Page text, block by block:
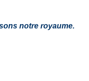
notre royaume.